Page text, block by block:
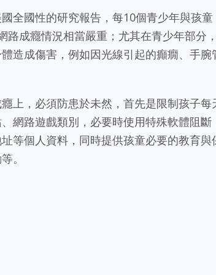
全國性的研究報告，每10個青少年與孩童
成癮情況相當嚴重；尤其在青少年部分，
造成傷害，例如因光線引起的癲癇、手腕
上，必須防患於未然，首先是限制孩子每
網路遊戲類別，必要時使用特殊軟體阻斷
等個人資料，同時提供孩童必要的教育與
。